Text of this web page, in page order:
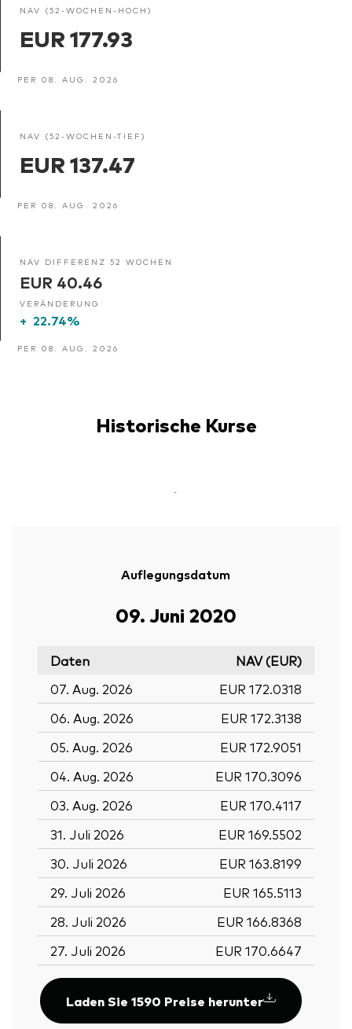
NAV (52-WOCHEN-HOCH)
EUR 177.93
PER 08. AUG. 2026
NAV (52-WOCHEN-TIEF)
EUR 137.47
PER 08. AUG. 2026
NAV DIFFERENZ 52 WOCHEN
EUR 40.46
VERÄNDERUNG
+ 22.74%
PER 08. AUG. 2026
Historische Kurse
-
Auflegungsdatum
09. Juni 2020
Daten
NAV (EUR)
07. Aug. 2026
EUR 172.0318
06. Aug. 2026
EUR 172.3138
05. Aug. 2026
EUR 172.9051
04. Aug. 2026
EUR 170.3096
03. Aug. 2026
EUR 170.4117
31. Juli 2026
EUR 169.5502
30. Juli 2026
EUR 163.8199
29. Juli 2026
EUR 165.5113
28. Juli 2026
EUR 166.8368
27. Juli 2026
EUR 170.6647
Laden Sie 1590 Preise herunter